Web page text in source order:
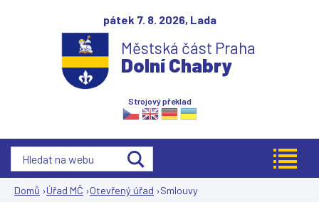
pátek 7. 8. 2026, Lada
Městská část Praha
Dolní Chabry
Strojový překlad
Domů ›Úřad MČ ›Otevřený úřad ›Smlouvy